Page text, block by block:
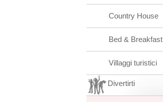
Country House
Bed & Breakfast
Villaggi turistici
Divertirti